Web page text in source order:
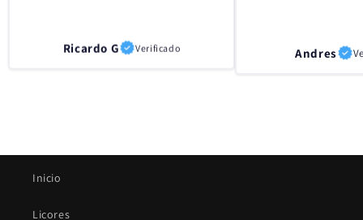
Ricardo G Verificado Andres
Inicio
Licores